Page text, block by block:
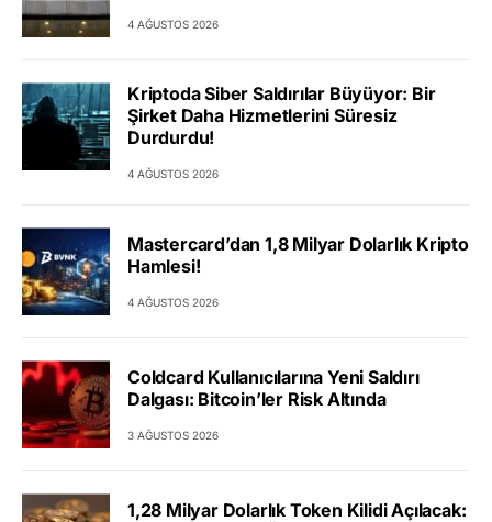
4 AĞUSTOS 2026
Kriptoda Siber Saldırılar Büyüyor: Bir
Şirket Daha Hizmetlerini Süresiz
Durdurdu!
4 AĞUSTOS 2026
Mastercard’dan 1,8 Milyar Dolarlık Kripto
Hamlesi!
4 AĞUSTOS 2026
Coldcard Kullanıcılarına Yeni Saldırı
Dalgası: Bitcoin’ler Risk Altında
3 AĞUSTOS 2026
1,28 Milyar Dolarlık Token Kilidi Açılacak: